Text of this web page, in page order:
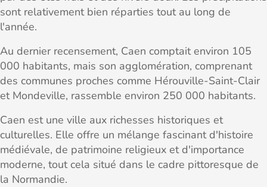
sont relativement bien réparties tout au long de
l'année.
Au dernier recensement, Caen comptait environ 105
000 habitants, mais son agglomération, comprenant
des communes proches comme Hérouville-Saint-Clair
et Mondeville, rassemble environ 250 000 habitants.
Caen est une ville aux richesses historiques et
culturelles. Elle offre un mélange fascinant d'histoire
médiévale, de patrimoine religieux et d'importance
moderne, tout cela situé dans le cadre pittoresque de
la Normandie.